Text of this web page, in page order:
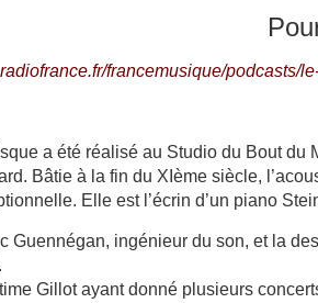
francemusique/podcasts/
a été réalisé au Studio du Bout du
Bâtie à la fin du XIème siècle,
Elle est l’écrin d’un piano
Guennégan, ingénieur du son, et la
Gillot ayant donné plusieurs